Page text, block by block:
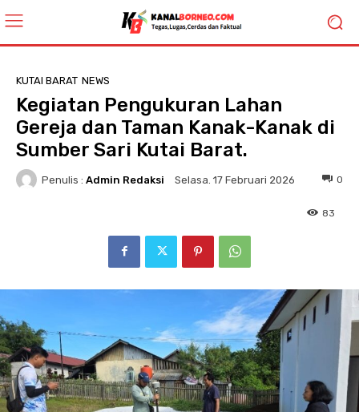
KUTAI BARAT NEWS
Kegiatan Pengukuran Lahan
Gereja dan Taman Kanak-Kanak di
Sumber Sari Kutai Barat.
Penulis : Admin Redaksi Selasa. 17 Februari 2026 0
83